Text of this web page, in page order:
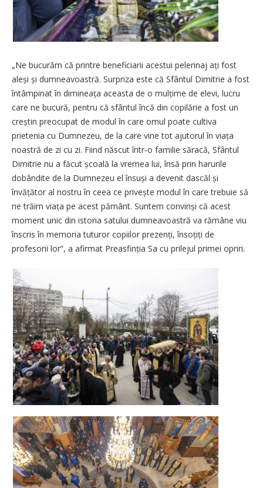
„Ne bucurăm că printre beneficiarii acestui pelerinaj ați fost
aleși și dumneavoastră. Surpriza este că Sfântul Dimitrie a fost
întâmpinat în dimineața aceasta de o mulțime de elevi, lucru
care ne bucură, pentru că sfântul încă din copilărie a fost un
creștin preocupat de modul în care omul poate cultiva
prietenia cu Dumnezeu, de la care vine tot ajutorul în viața
noastră de zi cu zi. Fiind născut într‑o familie săracă, Sfântul
Dimitrie nu a făcut școală la vremea lui, însă prin harurile
dobândite de la Dumnezeu el însuși a devenit dascăl și
învățător al nostru în ceea ce privește modul în care trebuie să
ne trăim viața pe acest pământ. Suntem convinși că acest
moment unic din istoria satului dumneavoastră va rămâne viu
înscris în memoria tuturor copiilor prezenți, însoțiți de
profesorii lor”, a afirmat Preasfinția Sa cu prilejul primei opriri.